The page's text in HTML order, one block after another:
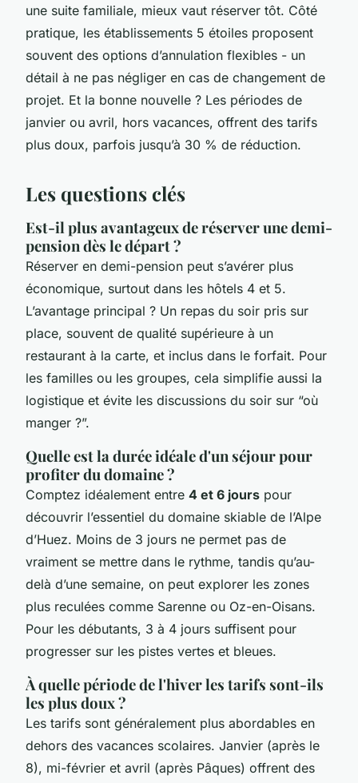
une suite familiale, mieux vaut réserver tôt. Côté
pratique, les établissements 5 étoiles proposent
souvent des options d’annulation flexibles - un
détail à ne pas négliger en cas de changement de
projet. Et la bonne nouvelle ? Les périodes de
janvier ou avril, hors vacances, offrent des tarifs
plus doux, parfois jusqu’à 30 % de réduction.
Les questions clés
Est-il plus avantageux de réserver une demi-
pension dès le départ ?
Réserver en demi-pension peut s’avérer plus
économique, surtout dans les hôtels 4 et 5.
L’avantage principal ? Un repas du soir pris sur
place, souvent de qualité supérieure à un
restaurant à la carte, et inclus dans le forfait. Pour
les familles ou les groupes, cela simplifie aussi la
logistique et évite les discussions du soir sur “où
manger ?”.
Quelle est la durée idéale d'un séjour pour
profiter du domaine ?
Comptez idéalement entre 4 et 6 jours pour
découvrir l’essentiel du domaine skiable de l’Alpe
d’Huez. Moins de 3 jours ne permet pas de
vraiment se mettre dans le rythme, tandis qu’au-
delà d’une semaine, on peut explorer les zones
plus reculées comme Sarenne ou Oz-en-Oisans.
Pour les débutants, 3 à 4 jours suffisent pour
progresser sur les pistes vertes et bleues.
À quelle période de l'hiver les tarifs sont-ils
les plus doux ?
Les tarifs sont généralement plus abordables en
dehors des vacances scolaires. Janvier (après le
8), mi-février et avril (après Pâques) offrent des